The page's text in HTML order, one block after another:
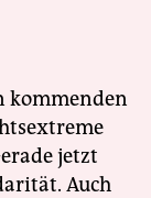
kommenden
jetzt
Auch